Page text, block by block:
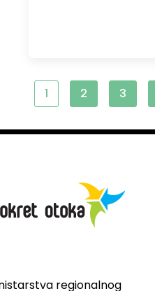
1 2 3
regionalnog